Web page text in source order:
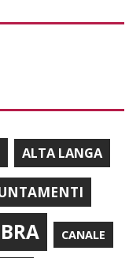
ALTA LANGA
BRA CANALE